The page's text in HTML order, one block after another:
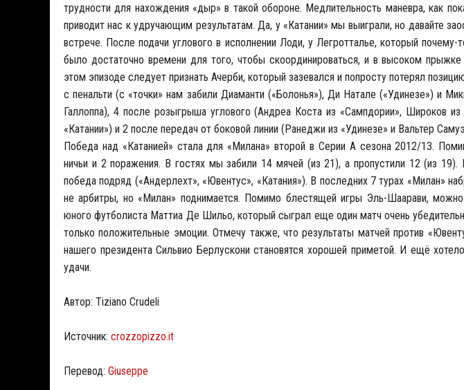
трудности для нахождения «дыр» в такой обороне. Медлительность маневра, как
приводит нас к удручающим результатам. Да, у «Катании» мы выиграли, но давайте
встрече. После подачи углового в исполнении Лоди, у Легротталье, который
было достаточно времени для того, чтобы скоординироваться, и в высоком
этом эпизоде следует признать Ачерби, который зазевался и попросту потерял
с пенальти (с «точки» нам забили Диаманти («Болонья»), Ди Натале («Удинезе») и
Галлоппа), 4 после розыгрыша углового (Андреа Коста из «Сампдории», Широков
«Катании») и 2 после передач от боковой линии (Ранеджи из «Удинезе» и Вальтер
Победа над «Катанией» стала для «Милана» второй в Серии А сезона 2012/13.
ничьи и 2 поражения. В гостях мы забили 14 мячей (из 21), а пропустили 12 (из
победа подряд («Андерлехт», «Ювентус», «Катания»). В последних 7 турах «Милан»
не арбитры, но «Милан» поднимается. Помимо блестящей игры Эль-Шаарави,
юного футболиста Маттиа Де Шильо, который сыграл еще один матч очень
только положительные эмоции. Отмечу также, что результаты матчей против
нашего президента Сильвио Берлускони становятся хорошей приметой. И ещё
удачи.
Автор: Tiziano Crudeli
Источник: crozzopizzo.it
Перевод: Giuseppe